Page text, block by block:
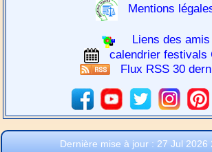
Mentions
Liens des amis
calendrier festivals
Flux RSS 30
Dernière mise à jour : 27 Jul 2026